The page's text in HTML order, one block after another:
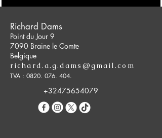
Richard Dams
Point du Jour 9
7090 Braine le Comte
Belgique
richard.a.g.dams@gmail.com
TVA : 0820. 076. 404.
+32475654079